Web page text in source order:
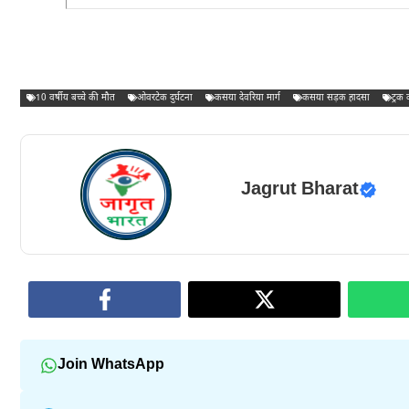
10 वर्षीय बच्चे की मौत ओवरटेक दुर्घटना कसया देवरिया मार्ग कसया सड़क हादसा ट्रक
Jagrut Bharat
Join WhatsApp